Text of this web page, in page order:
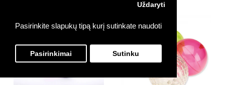
Pasirinkite slapukų tipą kurį sutinkate naudoti
Uždaryti
Pasirinkimai Sutinku
-10%